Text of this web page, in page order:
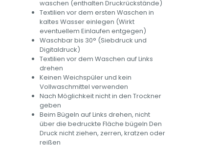
waschen (enthalten Druckrückstände)
Textilien vor dem ersten Waschen in
kaltes Wasser einlegen (Wirkt
eventuellem Einlaufen entgegen)
Waschbar bis 30° (Siebdruck und
Digitaldruck)
Textilien vor dem Waschen auf Links
drehen
Keinen Weichspüler und kein
Vollwaschmittel verwenden
Nach Möglichkeit nicht in den Trockner
geben
Beim Bügeln auf Links drehen, nicht
über die bedruckte Fläche bügeln Den
Druck nicht ziehen, zerren, kratzen oder
reißen